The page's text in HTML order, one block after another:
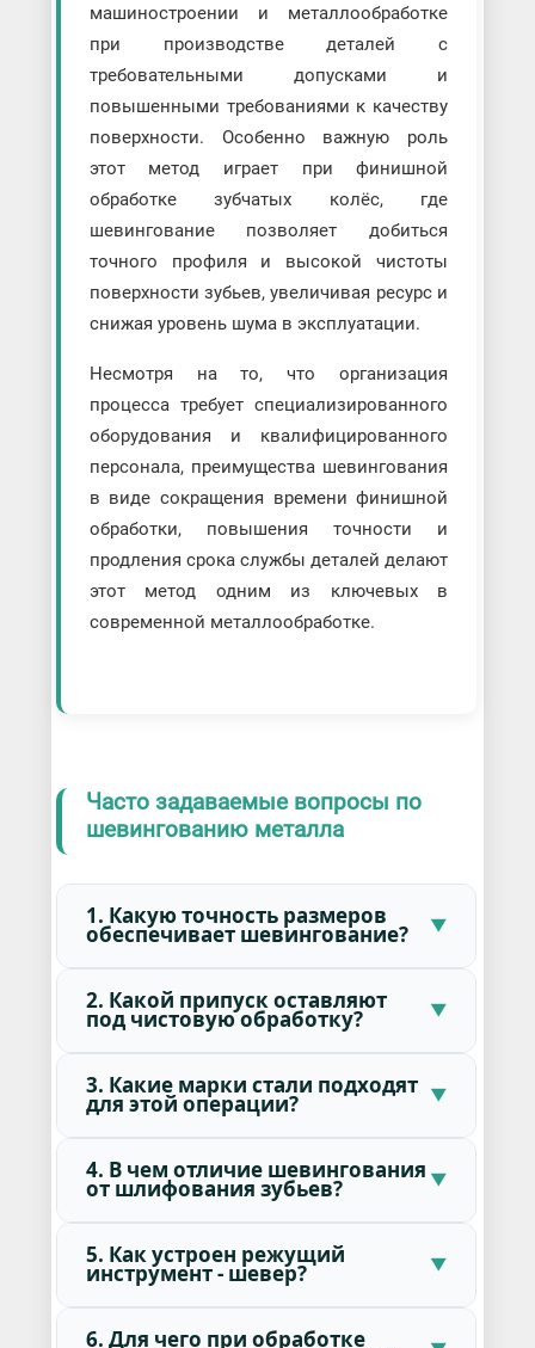
машиностроении и металлообработке
при производстве деталей с
требовательными допусками и
повышенными требованиями к качеству
поверхности. Особенно важную роль
этот метод играет при финишной
обработке зубчатых колёс, где
шевингование позволяет добиться
точного профиля и высокой чистоты
поверхности зубьев, увеличивая ресурс и
снижая уровень шума в эксплуатации.
Несмотря на то, что организация
процесса требует специализированного
оборудования и квалифицированного
персонала, преимущества шевингования
в виде сокращения времени финишной
обработки, повышения точности и
продления срока службы деталей делают
этот метод одним из ключевых в
современной металлообработке.
Часто задаваемые вопросы по
шевингованию металла
1. Какую точность размеров
обеспечивает шевингование?
2. Какой припуск оставляют
под чистовую обработку?
3. Какие марки стали подходят
для этой операции?
4. В чем отличие шевингования
от шлифования зубьев?
5. Как устроен режущий
инструмент - шевер?
6. Для чего при обработке